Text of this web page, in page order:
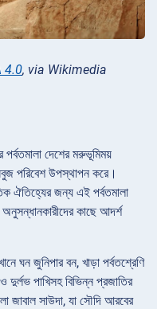
4.0, via Wikimedia
দেশের মরুভূমিময়
পরিবেশ উপস্থাপন করে।
ঐতিহ্যের জন্য এই পর্বতমালা
কাছে আদর্শ
ঘন জুনিপার বন, খাড়া পর্বতশ্রেণি
দুর্লভ পাখিসহ বিভিন্ন প্রজাতির
জাবাল সাউদা, যা সৌদি আরবের